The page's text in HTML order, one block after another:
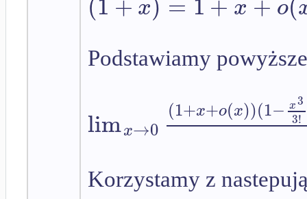
x x o
Podstawiamy
limx→0
(1+x+o(x))(1− x3
3!
Korzystamy z